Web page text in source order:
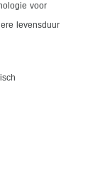
voor
levensduur